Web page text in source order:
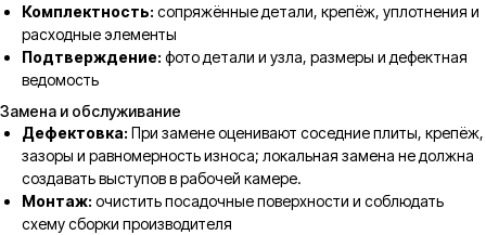
Комплектность: сопряжённые детали, крепёж, уплотнения и
расходные элементы
Подтверждение: фото детали и узла, размеры и дефектная
ведомость
Замена и обслуживание
Дефектовка: При замене оценивают соседние плиты, крепёж,
зазоры и равномерность износа; локальная замена не должна
создавать выступов в рабочей камере.
Монтаж: очистить посадочные поверхности и соблюдать
схему сборки производителя